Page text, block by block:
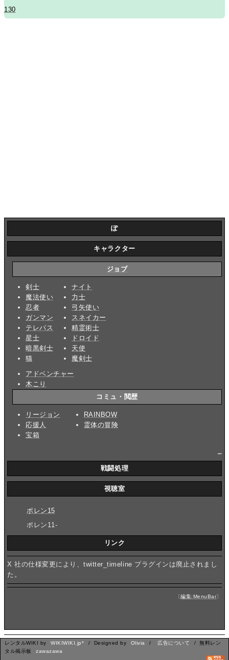
130
ぽ
キャラクター
ジョブ
剣士
魔法使い
忍者
ガンマン
テレパス
星士
暗黒剣士
猫
ナイト
力士
弓矢使い
スネイカー
精霊術士
ドロイド
天使
魔剣士
アドベンチャー
木こり
コミュ・閲歴
リージョン
応援人
宝箱
RAINBOW
霊体の冒険
戦闘処理
視聴室
ポレン15
ポレン11-
リンク
X 社の仕様変更により、twitter_timeline プラグインは廃止されまし
た。
〔編集:MenuBar〕
レンタルWIKI by WIKIWIKI.jp* / Designed by Olivia / 広告について
/ 無料レン
タル掲示板
zawazawa